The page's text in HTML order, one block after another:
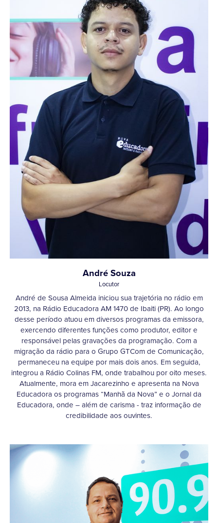
André Souza
Locutor
André de Sousa Almeida iniciou sua trajetória no rádio em
2013, na Rádio Educadora AM 1470 de Ibaiti (PR). Ao longo
desse período atuou em diversos programas da emissora,
exercendo diferentes funções como produtor, editor e
responsável pelas gravações da programação. Com a
migração da rádio para o Grupo GTCom de Comunicação,
permaneceu na equipe por mais dois anos. Em seguida,
integrou a Rádio Colinas FM, onde trabalhou por oito meses.
Atualmente, mora em Jacarezinho e apresenta na Nova
Educadora os programas “Manhã da Nova” e o Jornal da
Educadora, onde – além de carisma - traz informação de
credibilidade aos ouvintes.